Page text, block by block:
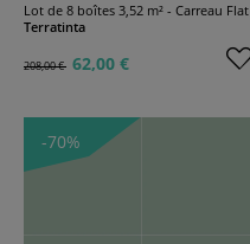
Lot de 8 boîtes 3,52 m² - Carreau Flat
Terratinta
208,00 € 62,00 €
-70%